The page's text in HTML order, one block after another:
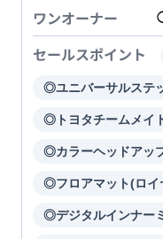
ワンオーナー
セールスポイント
◎ユニバーサルステ
◎トヨタチームメイ
◎カラーヘッドアッ
◎フロアマット(ロイ
◎デジタルインナー